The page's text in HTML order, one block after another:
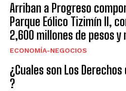
Arriban a Progreso
Parque Eólico Tizimín II,
2,600 millones de pesos y
ECONOMÍA-NEGOCIOS
¿Cuales son Los
?